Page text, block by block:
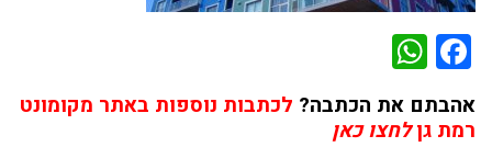
Facebook
אהבתם את הכתבה? לכתבות נוספות באתר מקומונט
רמת גןלחצו כאן